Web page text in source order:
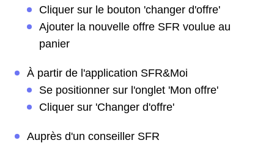
Cliquer sur le bouton 'changer d'offre'
Ajouter la nouvelle offre SFR voulue au
panier
À partir de l'application SFR&Moi
Se positionner sur l'onglet 'Mon offre'
Cliquer sur 'Changer d'offre'
Auprès d'un conseiller SFR